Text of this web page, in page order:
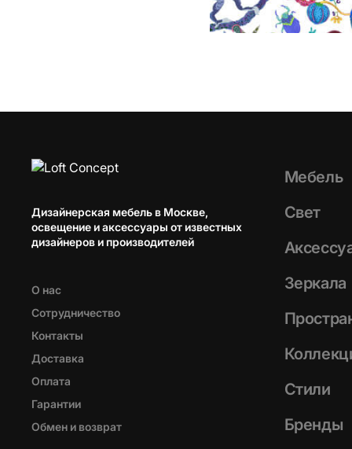
Дизайнерская мебель в Москве,
освещение и аксессуары от известных
дизайнеров и производителей
О нас
Сотрудничество
Контакты
Доставка
Оплата
Гарантии
Обмен и возврат
Мебель
Свет
Зеркала
Стили
Бренды